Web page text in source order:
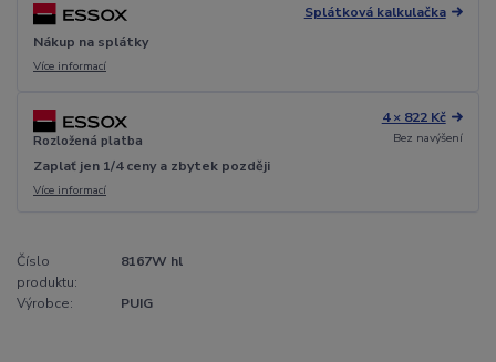
Splátková kalkulačka
Nákup na splátky
Více informací
Rozložená platba
4 × 822 Kč
Bez navýšení
Zaplať jen 1/4 ceny a zbytek později
Více informací
Číslo
produktu:
8167W hl
Výrobce: PUIG